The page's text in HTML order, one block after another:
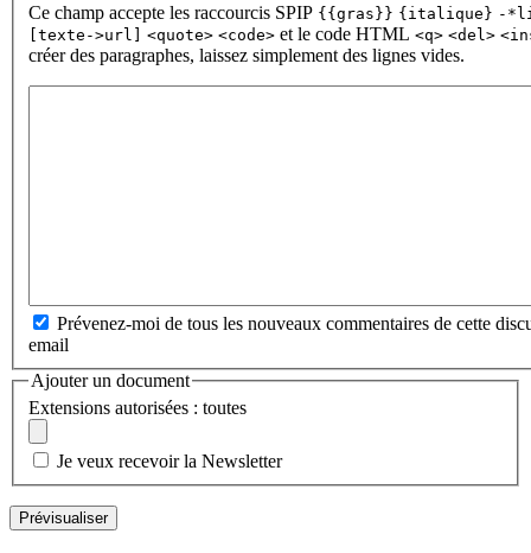
Ce champ accepte les raccourcis SPIP {{gras}} {italique} -
[texte->url] <quote> <code> et le code HTML <q> <del>
créer des paragraphes, laissez simplement des lignes vides.
Prévenez-moi de tous les nouveaux commentaires de cette
email
Ajouter un document
Extensions autorisées : toutes
Je veux recevoir la Newsletter